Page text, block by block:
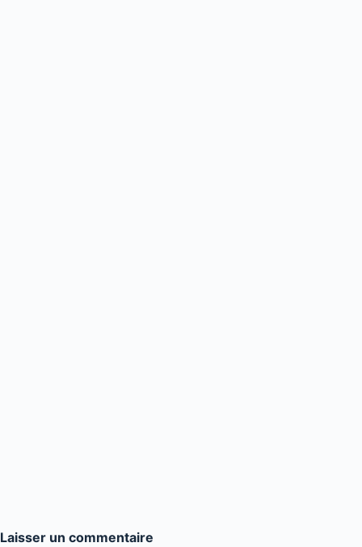
Laisser un commentaire